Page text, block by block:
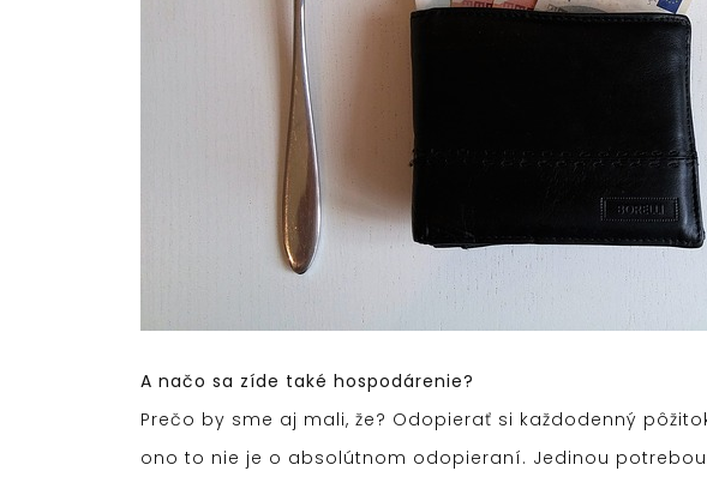
A načo sa zíde také hospodárenie?
Prečo by sme aj mali, že? Odopierať si každodenný
ono to nie je o absolútnom odopieraní. Jedinou